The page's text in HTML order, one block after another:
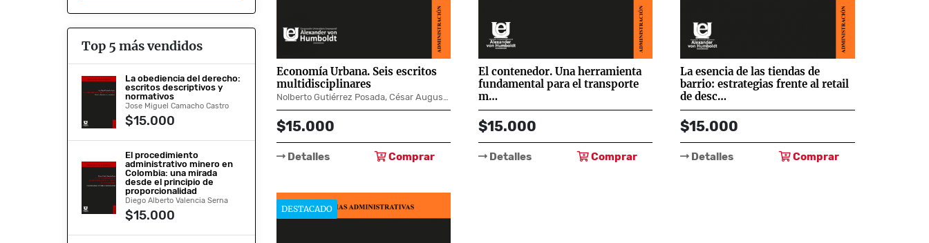
Top 5 más vendidos
La obediencia del derecho:
escritos descriptivos y
normativos
Jose Miguel Camacho Castro
$15.000
El procedimiento
administrativo minero en
Colombia: una mirada
desde el principio de
proporcionalidad
Diego Alberto Valencia Serna
$15.000
Economía Urbana. Seis escritos
multidisciplinares
$15.000
Detalles Comprar
El contenedor. Una herramienta
fundamental para el transporte
m…
Nolberto Gutiérrez Posada
$15.000
Detalles Comprar
La esencia de las tiendas de
barrio: estrategias frente al retail
de desc…
César Augusto Marín López, Nolberto Gutiérrez Posada, Silvia Helena Mejía Vélez, Yaneth Ladino Villegas
$15.000
Detalles Comprar
DESTACADO